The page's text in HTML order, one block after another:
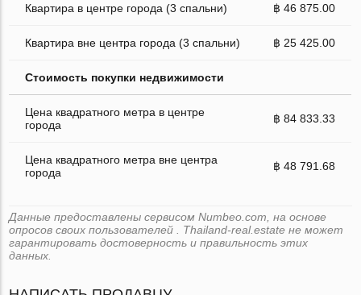
Квартира в центре города (3 спальни) ฿ 46 875.00
Квартира вне центра города (3 спальни) ฿ 25 425.00
Стоимость покупки недвижимости
Цена квадратного метра в центре
города
฿ 84 833.33
Цена квадратного метра вне центра
города
฿ 48 791.68
Данные предоставлены сервисом Numbeo.com, на основе
опросов своих пользователей . Thailand-real.estate не может
гарантировать достоверность и правильность этих
данных.